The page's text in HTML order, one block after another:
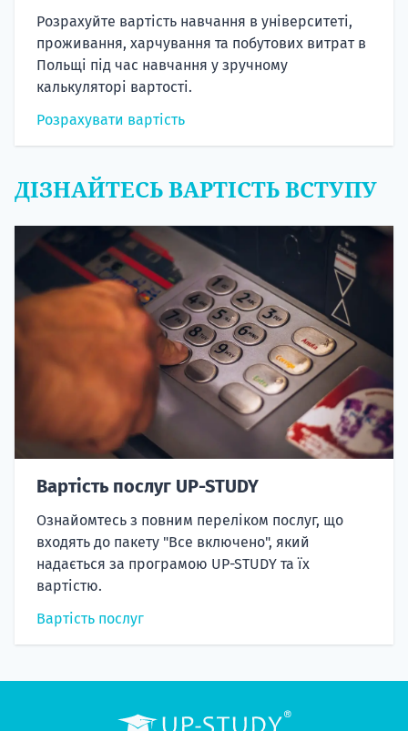
Розрахуйте вартість навчання в університеті,
проживання, харчування та побутових витрат в
Польщі під час навчання у зручному
калькуляторі вартості.
Розрахувати вартість
ДІЗНАЙТЕСЬ ВАРТІСТЬ ВСТУПУ
Вартість послуг UP-STUDY
Ознайомтесь з повним переліком послуг, що
входять до пакету "Все включено", який
надається за програмою UP-STUDY та їх
вартістю.
Вартість послуг